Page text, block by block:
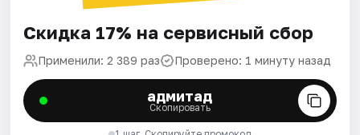
Скидка 17% на сервисный сбор
Применили: 2 389 раз Проверено: 1 минуту назад
адмитад
Скопировать